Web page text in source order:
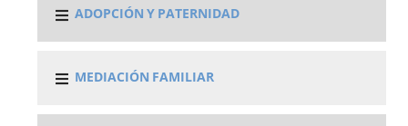
ADOPCIÓN Y PATERNIDAD
MEDIACIÓN FAMILIAR